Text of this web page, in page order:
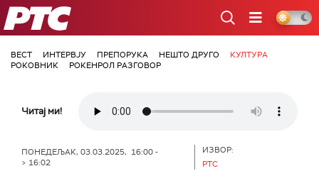
РТС
ВЕСТ ИНТЕРВЈУ ПРЕПОРУКА НЕШТО ДРУГО
КУЛТУРА
РОКОВНИК
РОКЕНРОЛ РАЗГОВОР
Читај ми!
ПОНЕДЕЉАК, 03.03.2025, 16:00 -
> 16:02
ИЗВОР:
РТС